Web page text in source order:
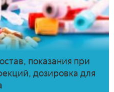
показания при
дозировка для